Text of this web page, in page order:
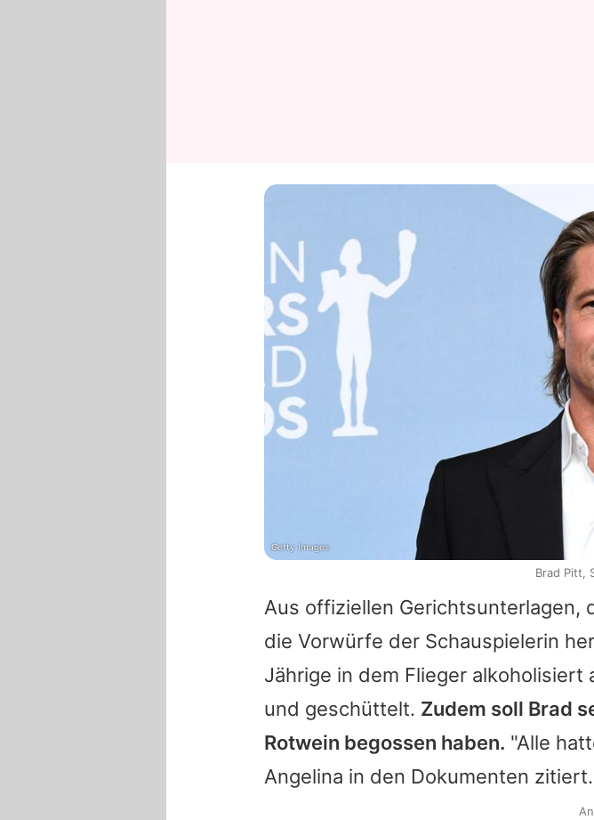
Aus offiziellen Gerichtsunterlagen,
die Vorwürfe der Schauspielerin
Jährige in dem Flieger alkoholisiert
und geschüttelt. Zudem soll Brad
Rotwein begossen haben. "Alle
Angelina in den Dokumenten zitiert.
Getty Images
Brad Pitt,